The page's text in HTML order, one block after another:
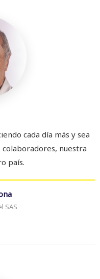
cada día más y sea
nuestra
país.
SAS